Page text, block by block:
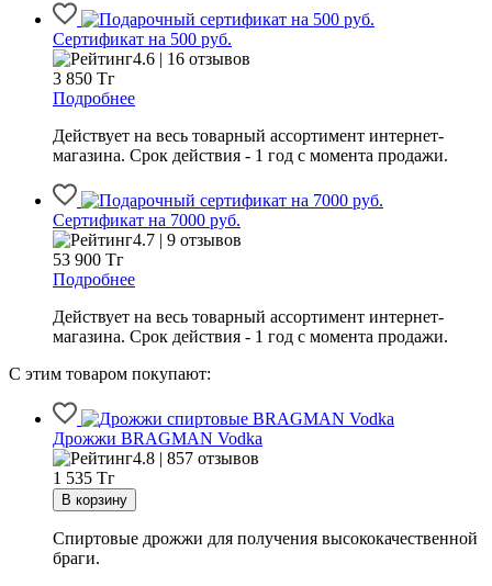
Сертификат на 500 руб.
4.6 | 16 отзывов
3 850 Тг
Подробнее
Действует на весь товарный ассортимент интернет-
магазина. Срок действия - 1 год с момента продажи.
Сертификат на 7000 руб.
4.7 | 9 отзывов
53 900 Тг
Подробнее
Действует на весь товарный ассортимент интернет-
магазина. Срок действия - 1 год с момента продажи.
С этим товаром покупают:
Дрожжи BRAGMAN Vodka
4.8 | 857 отзывов
1 535 Тг
Спиртовые дрожжи для получения высококачественной
браги.